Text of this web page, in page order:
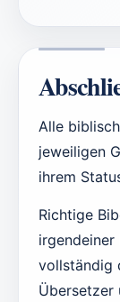
Alle
jeweiligen
ihrem
Richtige
vollständig
Übersetzer